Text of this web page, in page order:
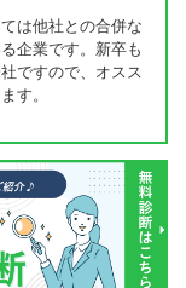
は他社との合併な
企業です。新卒も
ですので、オスス
す。